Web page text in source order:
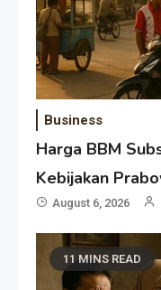
Business
Harga BBM
Kebijakan
August 6, 2026
11 MINS READ